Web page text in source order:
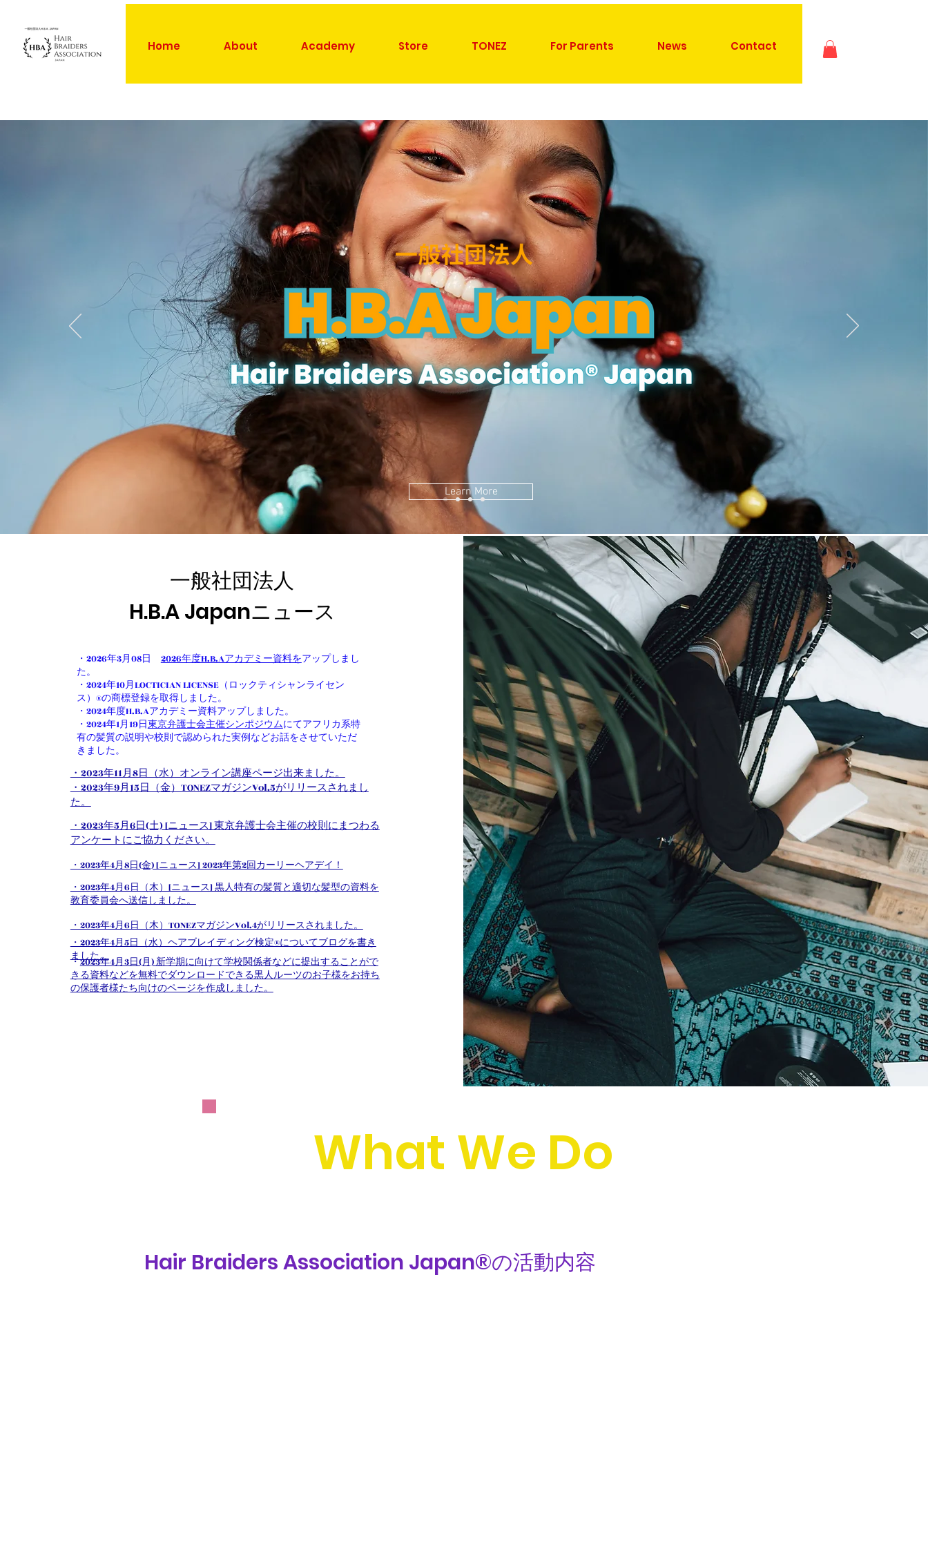
Home About Academy Store TONEZ For Parents News Contact
Learn More
一般社団法人
H.B.A Japanニュース
・2026年3月08日2026年度H.B.Aアカデミー資料をアップしまし
た。
・2024年10月LOCTICIAN LICENSE（ロックティシャンライセン
ス）®の商標登録を取得しました。
・2024年度H.B.Aアカデミー資料アップしました。
・2024年1月19日東京弁護士会主催シンポジウムにてアフリカ系特
有の髪質の説明や校則で認められた実例などお話をさせていただ
きました。
・2023年11月8日（水）オンライン講座ページ出来ました。
・2023年9月15日（金）TONEZマガジンVol.5がリリースされまし
た。
​・2023年5月6日(土) [ニュース] 東京弁護士会主催の校則にまつわる
アンケートにご協力ください。
​・2023年4月8日(金) [ニュース] 2023年第2回カーリーヘアデイ！
​・2023年4月6日（木）[ニュース] 黒人特有の髪質と適切な髪型の資料を
教育委員会へ送信しました。
・2023年4月6日（木）TONEZマガジンVol.4がリリースされました。
・2023年4月5日（水）ヘアブレイディング検定®についてブログを書き
ました。
・2023年4月3日(月) 新学期に向けて学校関係者などに提出することがで
きる資料などを無料でダウンロードできる黒人ルーツのお子様をお持ち
の保護者様たち向けのページを作成しました。
What We Do
Hair Braiders Association Japan®の活動内容